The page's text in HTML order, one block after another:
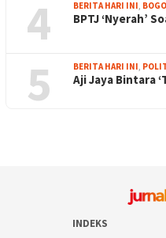
4 BERITA HARI INI,
BPTJ ‘Nyerah’
5 BERITA HARI INI,
Aji Jaya Bintara
INDEKS